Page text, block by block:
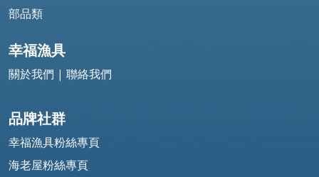
部品類
幸福漁具
關於我們 | 聯絡我們
品牌社群
幸福漁具粉絲專頁
海老屋粉絲專頁